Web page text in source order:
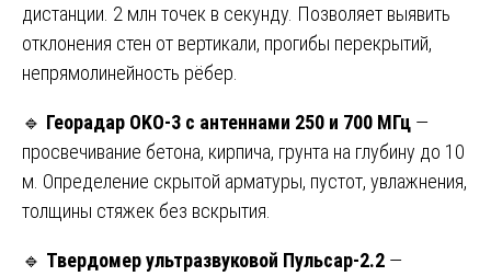
дистанции. 2 млн точек в секунду. Позволяет выявить
отклонения стен от вертикали, прогибы перекрытий,
непрямолинейность рёбер.
🔹 Георадар OKO-3 с антеннами 250 и 700 МГц —
просвечивание бетона, кирпича, грунта на глубину до 10
м. Определение скрытой арматуры, пустот, увлажнения,
толщины стяжек без вскрытия.
🔹 Твердомер ультразвуковой Пульсар-2.2 —